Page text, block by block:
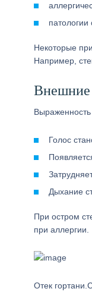
патологии
Некоторые
Например,
Внешние
Выраженность
Голос
Дыхание
При остром
при аллергии.
Отек